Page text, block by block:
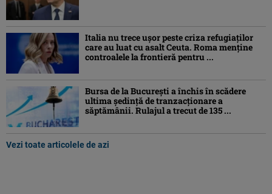
Italia nu trece ușor peste criza refugiaților
care au luat cu asalt Ceuta. Roma menține
controalele la frontieră pentru ...
Bursa de la București a închis în scădere
ultima ședință de tranzacționare a
săptămânii. Rulajul a trecut de 135 ...
Vezi toate articolele de azi